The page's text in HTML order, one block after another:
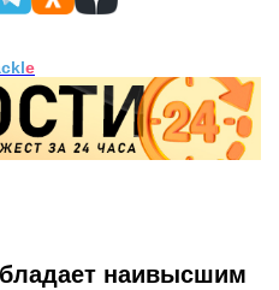
e
наивысшим